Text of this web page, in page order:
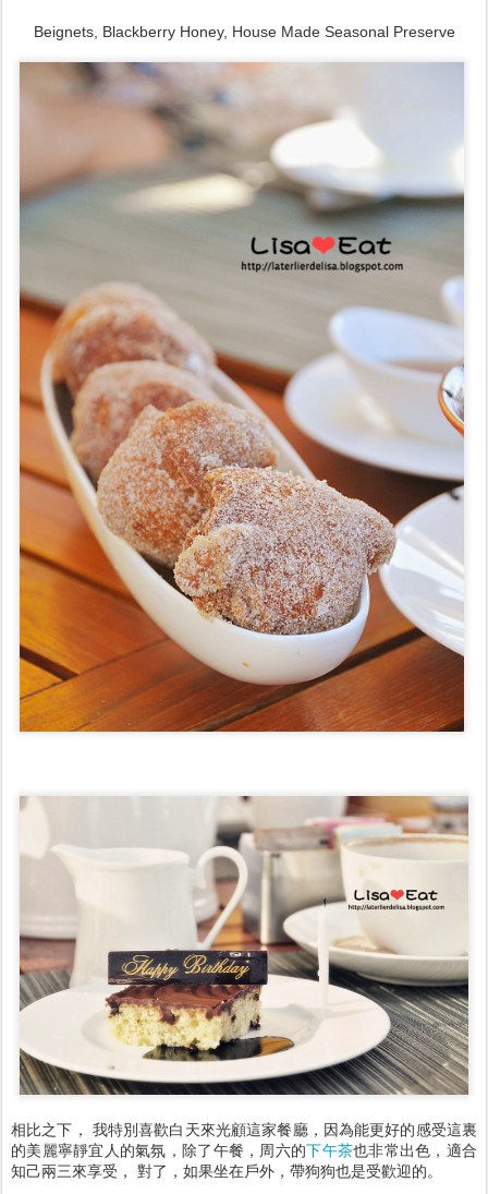
Beignets, Blackberry Honey, House Made Seasonal Preserve
相比之下， 我特別喜歡白天來光顧這家餐廳，因為能更好的感受這裏
的美麗寧靜宜人的氣氛，除了午餐，周六的下午茶也非常出色，適合
知己兩三來享受， 對了，如果坐在戶外，帶狗狗也是受歡迎的。